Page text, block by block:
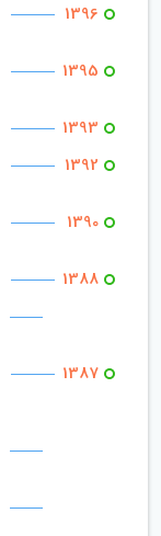
1396
1395
1393
1392
1390
1388
1387